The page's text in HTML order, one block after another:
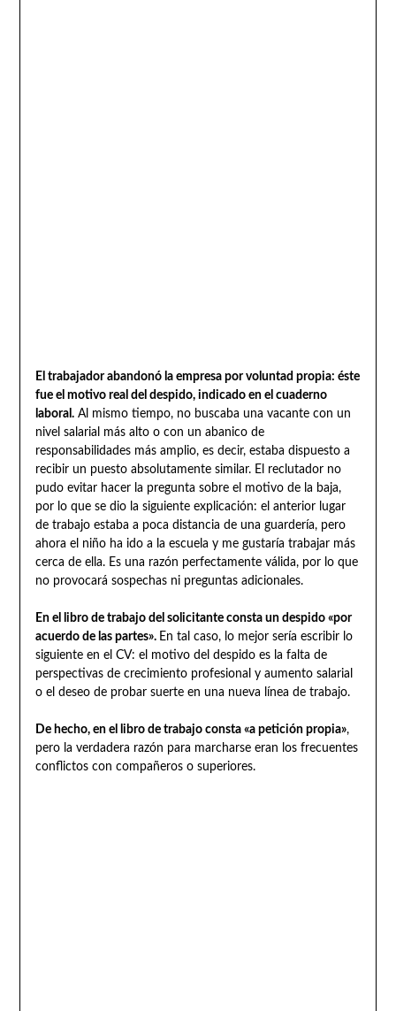
El trabajador abandonó la empresa por voluntad propia: éste
fue el motivo real del despido, indicado en el cuaderno
laboral.Al mismo tiempo, no buscaba una vacante con un
nivel salarial más alto o con un abanico de
responsabilidades más amplio, es decir, estaba dispuesto a
recibir un puesto absolutamente similar. El reclutador no
pudo evitar hacer la pregunta sobre el motivo de la baja,
por lo que se dio la siguiente explicación: el anterior lugar
de trabajo estaba a poca distancia de una guardería, pero
ahora el niño ha ido a la escuela y me gustaría trabajar más
cerca de ella. Es una razón perfectamente válida, por lo que
no provocará sospechas ni preguntas adicionales.
En el libro de trabajo del solicitante consta un despido «por
acuerdo de las partes». En tal caso, lo mejor sería escribir lo
siguiente en el CV: el motivo del despido es la falta de
perspectivas de crecimiento profesional y aumento salarial
o el deseo de probar suerte en una nueva línea de trabajo.
De hecho, en el libro de trabajo consta «a petición propia»,
pero la verdadera razón para marcharse eran los frecuentes
conflictos con compañeros o superiores.